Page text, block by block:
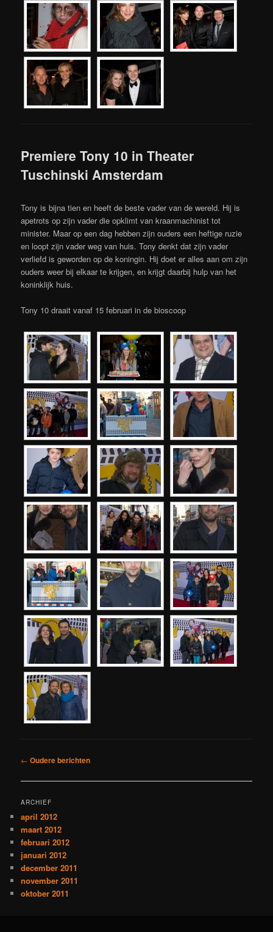
Premiere Tony 10 in Theater
Tuschinski Amsterdam
Tony is bijna tien en heeft de beste vader van de wereld. Hij is
apetrots op zijn vader die opklimt van kraanmachinist tot
minister. Maar op een dag hebben zijn ouders een heftige ruzie
en loopt zijn vader weg van huis. Tony denkt dat zijn vader
verliefd is geworden op de koningin. Hij doet er alles aan om zijn
ouders weer bij elkaar te krijgen, en krijgt daarbij hulp van het
koninklijk huis.
Tony 10 draait vanaf 15 februari in de bioscoop
Berichtnavigatie
← Oudere berichten
ARCHIEF
april 2012
maart 2012
februari 2012
januari 2012
december 2011
november 2011
oktober 2011